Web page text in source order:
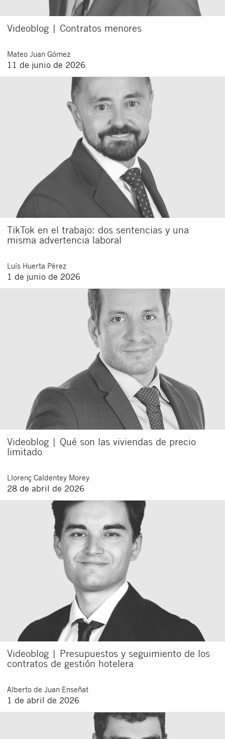
Videoblog | Contratos menores
Mateo Juan Gómez
11 de junio de 2026
TikTok en el trabajo: dos sentencias y una
misma advertencia laboral
Luís Huerta Pérez
1 de junio de 2026
Videoblog | Qué son las viviendas de precio
limitado
Llorenç Caldentey Morey
28 de abril de 2026
Videoblog | Presupuestos y seguimiento de los
contratos de gestión hotelera
Alberto de Juan Enseñat
1 de abril de 2026